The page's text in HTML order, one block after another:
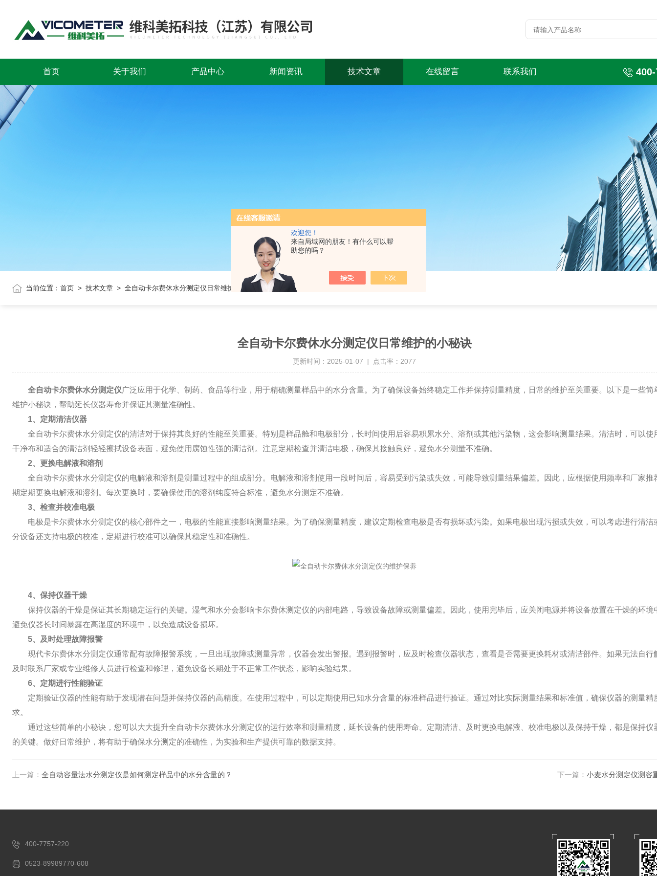
欢迎您！
来自局域网的朋友！有什么可以帮
助您的吗？
首页 关于我们 产品中心 新闻资讯 技术文章 在线留言 联系我们
当前位置： 首页 > 技术文章 > 全自动卡尔费休水分测定仪日常维护的小秘诀
全自动卡尔费休水分测定仪日常维护的小秘诀
更新时间：2025-01-07 | 点击率：2077
全自动卡尔费休水分测定仪广泛应用于化学、制药、食品等行业，用于精确测量样品中的水分含量。为了确保设备始终稳定工作并保持测量精度，日常的维护至关重要。以下是一些简
维护小秘诀，帮助延长仪器寿命并保证其测量准确性。
1、定期清洁仪器
全自动卡尔费休水分测定仪的清洁对于保持其良好的性能至关重要。特别是样品舱和电极部分，长时间使用后容易积累水分、溶剂或其他污染物，这会影响测量结果。清洁时，可以使
干净布和适合的清洁剂轻轻擦拭设备表面，避免使用腐蚀性强的清洁剂。注意定期检查并清洁电极，确保其接触良好，避免水分测量不准确。
2、更换电解液和溶剂
全自动卡尔费休水分测定仪的电解液和溶剂是测量过程中的组成部分。电解液和溶剂使用一段时间后，容易受到污染或失效，可能导致测量结果偏差。因此，应根据使用频率和厂家推
期定期更换电解液和溶剂。每次更换时，要确保使用的溶剂纯度符合标准，避免水分测定不准确。
3、检查并校准电极
电极是卡尔费休水分测定仪的核心部件之一，电极的性能直接影响测量结果。为了确保测量精度，建议定期检查电极是否有损坏或污染。如果电极出现污损或失效，可以考虑进行清洁
分设备还支持电极的校准，定期进行校准可以确保其稳定性和准确性。
4、保持仪器干燥
保持仪器的干燥是保证其长期稳定运行的关键。湿气和水分会影响卡尔费休测定仪的内部电路，导致设备故障或测量偏差。因此，使用完毕后，应关闭电源并将设备放置在干燥的环境
避免仪器长时间暴露在高湿度的环境中，以免造成设备损坏。
5、及时处理故障报警
现代卡尔费休水分测定仪通常配有故障报警系统，一旦出现故障或测量异常，仪器会发出警报。遇到报警时，应及时检查仪器状态，查看是否需要更换耗材或清洁部件。如果无法自行
及时联系厂家或专业维修人员进行检查和修理，避免设备长期处于不正常工作状态，影响实验结果。
6、定期进行性能验证
定期验证仪器的性能有助于发现潜在问题并保持仪器的高精度。在使用过程中，可以定期使用已知水分含量的标准样品进行验证。通过对比实际测量结果和标准值，确保仪器的测量精
求。
通过这些简单的小秘诀，您可以大大提升全自动卡尔费休水分测定仪的运行效率和测量精度，延长设备的使用寿命。定期清洁、及时更换电解液、校准电极以及保持干燥，都是保持仪
的关键。做好日常维护，将有助于确保水分测定的准确性，为实验和生产提供可靠的数据支持。
上一篇： 全自动容量法水分测定仪是如何测定样品中的水分含量的？ 下一篇： 小麦水分测定仪测容
400-7757-220
0523-89989770-608